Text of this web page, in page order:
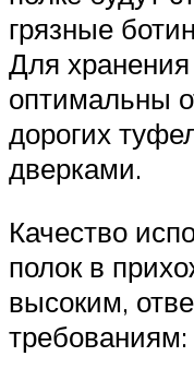
грязные
Для
оптимальны
дорогих
дверками.
Качество
полок в
высоким,
требованиям: